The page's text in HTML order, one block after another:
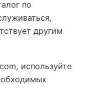
по
другим
используйте